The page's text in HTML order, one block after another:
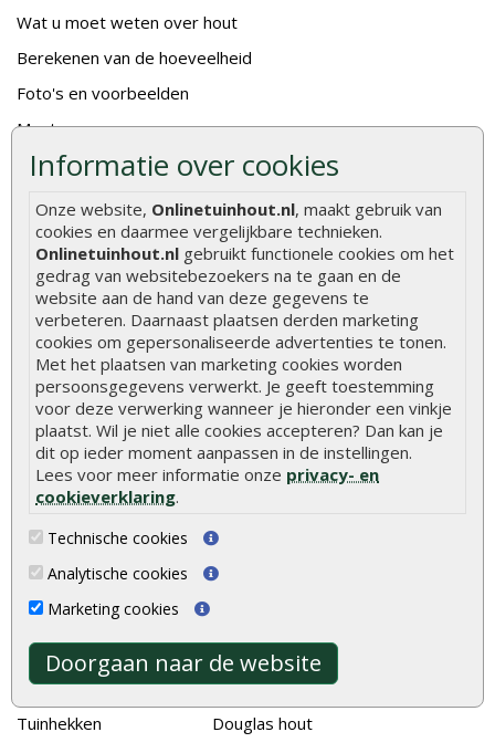
Informatie over cookies
Onze website, Onlinetuinhout.nl, maakt gebruik van
cookies en daarmee vergelijkbare technieken.
Onlinetuinhout.nl gebruikt functionele cookies om het
gedrag van websitebezoekers na te gaan en de
website aan de hand van deze gegevens te
verbeteren. Daarnaast plaatsen derden marketing
cookies om gepersonaliseerde advertenties te tonen.
Met het plaatsen van marketing cookies worden
persoonsgegevens verwerkt. Je geeft toestemming
voor deze verwerking wanneer je hieronder een vinkje
plaatst. Wil je niet alle cookies accepteren? Dan kan je
dit op ieder moment aanpassen in de instellingen.
Lees voor meer informatie onze privacy- en
cookieverklaring.
Technische cookies
Analytische cookies
Marketing cookies
Doorgaan naar de website
Wat u moet weten over hout
Berekenen van de hoeveelheid
Foto's en voorbeelden
Montage
Gekeurd hout
De fundering van een vlonder leggen
Hoe zelf een houten overkapping maken
Hoe zelf een vlonder leggen
Hoe betonpaal plaatsen
Hoe schutting plaatsen
De 9 beste tuinschermen van Onlinetuinhout.nl
Stijlvolle houtsoorten voor in de tuin
Duurzame tuin
Welke palen voor een schapenhek
Alle populaire categorieën
Tuinhout
Schutting
Vlonderplanken
Tuinpalen
Tuinhekken
Tuindeuren
Schuttingplanken
Steigerplanken
Douglas hout